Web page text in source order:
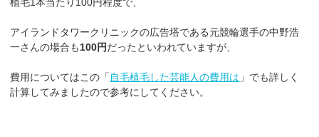
アイランドタワークリニックの広告塔である元競輪選手の中野浩
一さんの場合も100円だったといわれていますが、
費用についてはこの「 自毛植毛した芸能人の費用は 」でも詳しく
計算してみましたので参考にしてください。